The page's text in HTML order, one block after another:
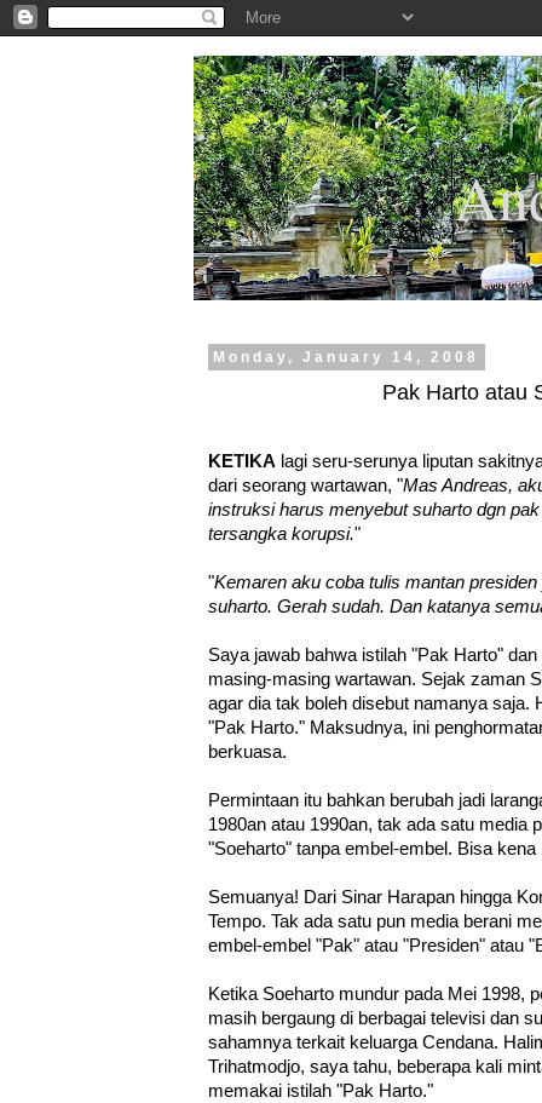
.
Monday, January 14, 2008
Pak Harto atau
KETIKA lagi seru-serunya liputan
dari seorang wartawan, "Mas Andreas,
instruksi harus menyebut suharto dgn
tersangka korupsi."
"Kemaren aku coba tulis mantan
suharto. Gerah sudah. Dan katanya
Saya jawab bahwa istilah "Pak Harto"
masing-masing wartawan. Sejak zaman
agar dia tak boleh disebut namanya saja.
"Pak Harto." Maksudnya, ini
berkuasa.
Permintaan itu bahkan berubah jadi
1980an atau 1990an, tak ada satu media
"Soeharto" tanpa embel-embel. Bisa kena
Semuanya! Dari Sinar Harapan hingga
Tempo. Tak ada satu pun media berani
embel-embel "Pak" atau "Presiden" atau
Ketika Soeharto mundur pada Mei 1998,
masih bergaung di berbagai televisi dan
sahamnya terkait keluarga Cendana.
Trihatmodjo, saya tahu, beberapa kali
memakai istilah "Pak Harto."